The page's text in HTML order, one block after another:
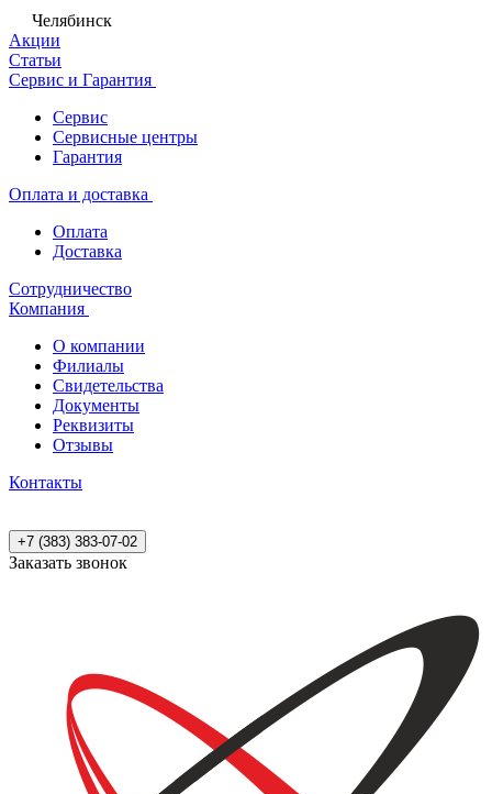
Челябинск
Акции
Статьи
Сервис и Гарантия
Сервис
Сервисные центры
Гарантия
Оплата и доставка
Оплата
Доставка
Сотрудничество
Компания
О компании
Филиалы
Свидетельства
Документы
Реквизиты
Отзывы
Контакты
+7 (383) 383-07-02
Заказать звонок